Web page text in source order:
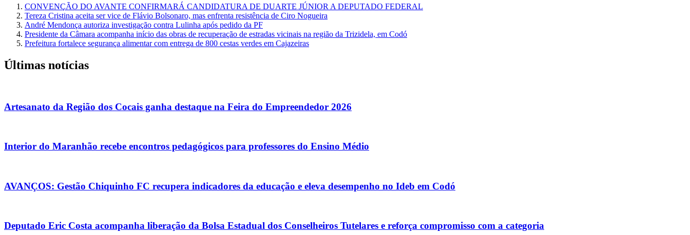
CONVENÇÃO DO AVANTE CONFIRMARÁ CANDIDATURA DE DUARTE JÚNIOR A DEPUTADO FEDERAL
Tereza Cristina aceita ser vice de Flávio Bolsonaro, mas enfrenta resistência de Ciro Nogueira
André Mendonça autoriza investigação contra Lulinha após pedido da PF
Presidente da Câmara acompanha início das obras de recuperação de estradas vicinais na região da Trizidela, em Codó
Prefeitura fortalece segurança alimentar com entrega de 800 cestas verdes em Cajazeiras
Últimas notícias
Artesanato da Região dos Cocais ganha destaque na Feira do Empreendedor 2026
Interior do Maranhão recebe encontros pedagógicos para professores do Ensino Médio
AVANÇOS: Gestão Chiquinho FC recupera indicadores da educação e eleva desempenho no Ideb em Codó
Deputado Eric Costa acompanha liberação da Bolsa Estadual dos Conselheiros Tutelares e reforça compromisso com a categoria